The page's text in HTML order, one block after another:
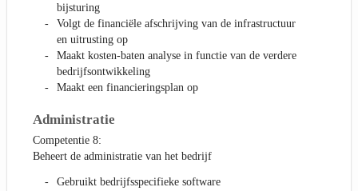
bijsturing
Volgt de financiële afschrijving van de infrastructuur
en uitrusting op
Maakt kosten-baten analyse in functie van de verdere
bedrijfsontwikkeling
Maakt een financieringsplan op
Administratie
Competentie 8:
Beheert de administratie van het bedrijf
Gebruikt bedrijfsspecifieke software